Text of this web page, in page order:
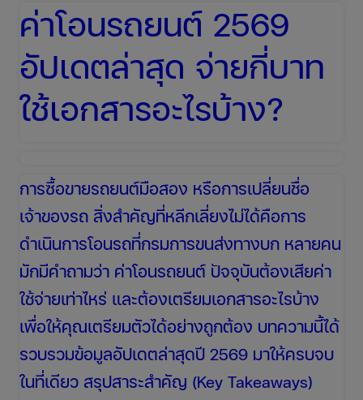
ปลอดภัย
และ
ประหยัด
น้ำมัน
ค่าโอนรถยนต์ 2569
อัปเดตล่าสุด จ่ายกี่บาท
ใช้เอกสารอะไรบ้าง?
การซื้อขายรถยนต์มือสอง หรือการเปลี่ยนชื่อ
เจ้าของรถ สิ่งสำคัญที่หลีกเลี่ยงไม่ได้คือการ
ดำเนินการโอนรถที่กรมการขนส่งทางบก หลายคน
มักมีคำถามว่า ค่าโอนรถยนต์ ปัจจุบันต้องเสียค่า
ใช้จ่ายเท่าไหร่ และต้องเตรียมเอกสารอะไรบ้าง
เพื่อให้คุณเตรียมตัวได้อย่างถูกต้อง บทความนี้ได้
รวบรวมข้อมูลอัปเดตล่าสุดปี 2569 มาให้ครบจบ
ในที่เดียว สรุปสาระสำคัญ (Key Takeaways)